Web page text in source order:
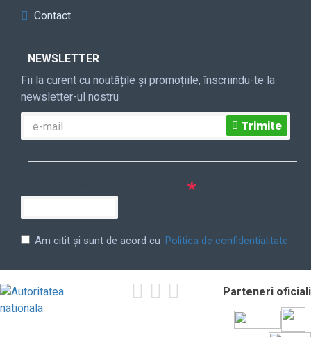
Contact
NEWSLETTER
Fii la curent cu noutățile și promoțiile, înscriindu-te la
newsletter-ul nostru
Trimite
Am citit şi sunt de acord cu Politica de confidentialitate
Parteneri oficiali